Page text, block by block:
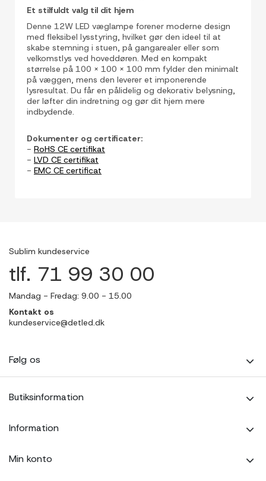
Et stilfuldt valg til dit hjem
Denne 12W LED væglampe forener moderne design
med fleksibel lysstyring, hvilket gør den ideel til at
skabe stemning i stuen, på gangarealer eller som
velkomstlys ved hoveddøren. Med en kompakt
størrelse på 100 x 100 x 100 mm fylder den minimalt
på væggen, mens den leverer et imponerende
lysresultat. Du får en pålidelig og dekorativ belysning,
der løfter din indretning og gør dit hjem mere
indbydende.
Dokumenter og certificater:
- RoHS CE certifikat
- LVD CE certifikat
- EMC CE certificat
Sublim kundeservice
tlf. 71 99 30 00
Mandag - Fredag: 9.00 - 15.00
Kontakt os
kundeservice@detled.dk
Følg os
Butiksinformation
Information
Min konto